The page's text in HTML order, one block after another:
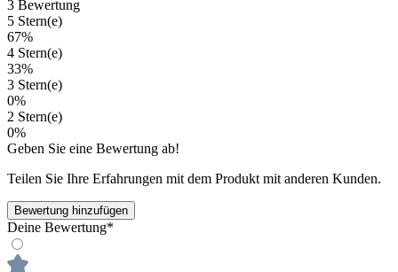
3 Bewertung
5 Stern(e)
67%
4 Stern(e)
33%
3 Stern(e)
0%
2 Stern(e)
0%
Geben Sie eine Bewertung ab!
Teilen Sie Ihre Erfahrungen mit dem Produkt mit anderen Kunden.
Bewertung hinzufügen
Deine Bewertung*